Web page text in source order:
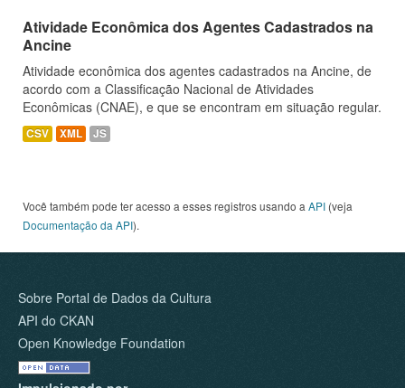
Atividade Econômica dos Agentes Cadastrados na
Ancine
Atividade econômica dos agentes cadastrados na Ancine, de
acordo com a Classificação Nacional de Atividades
Econômicas (CNAE), e que se encontram em situação regular.
CSV XML JS
Você também pode ter acesso a esses registros usando a API (veja
Documentação da API).
Sobre Portal de Dados da Cultura
API do CKAN
Open Knowledge Foundation